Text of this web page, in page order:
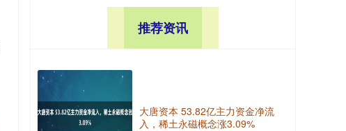
推荐资讯
大唐资本 53.82亿主力资金净流
入，稀土永磁概念涨3.09%